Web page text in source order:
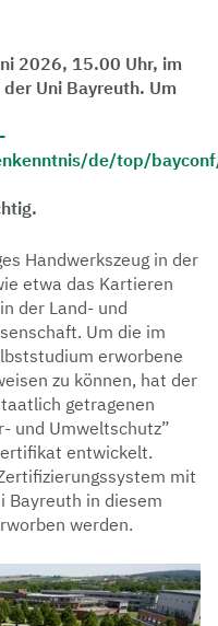
2026, 15.00 Uhr, im
Uni Bayreuth. Um
de/top/
Handwerkszeug in der
etwa das Kartieren
der Land- und
Um die im
erworbene
zu können, hat der
getragenen
und Umweltschutz”
entwickelt.
mit
Bayreuth in diesem
werden.